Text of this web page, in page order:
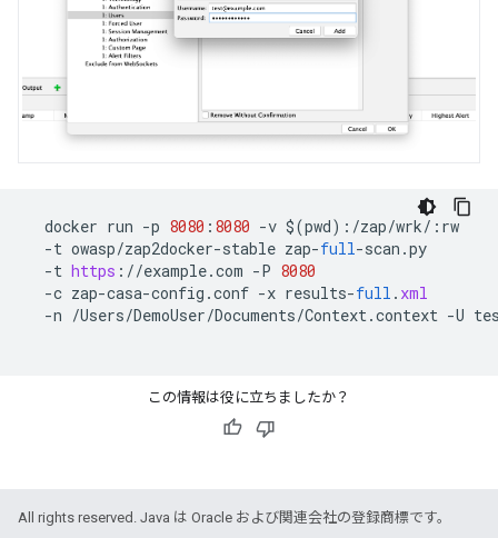
docker run -p 8080 : 8080 -v $(pwd) : /zap/wrk/ : rw
-t owasp/zap2docker-stable zap-full-scan .py
-t https : //example.com -P 8080
-c zap-casa-config .conf -x results-full . xml
-n /Users/DemoUser/Documents/Context .context -U
この情報は役に立ちましたか？
All rights reserved. Java は Oracle および関連会社の登録商標です。